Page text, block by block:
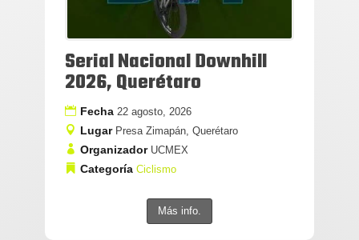
Serial Nacional Downhill
2026, Querétaro
Fecha 22 agosto, 2026
Lugar Presa Zimapán, Querétaro
Organizador UCMEX
Categoría Ciclismo
Más info.